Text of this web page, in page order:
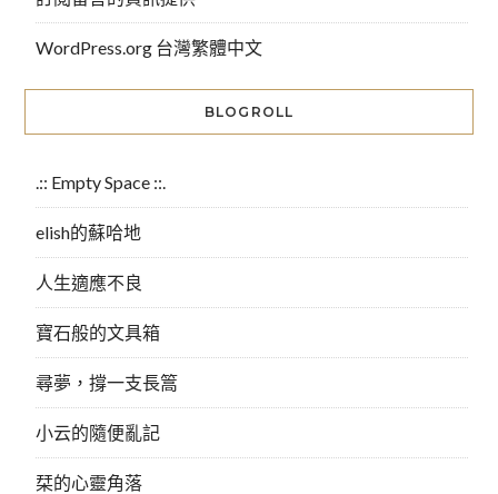
WordPress.org 台灣繁體中文
BLOGROLL
.:: Empty Space ::.
elish的蘇哈地
人生適應不良
寶石般的文具箱
尋夢，撐一支長篙
小云的隨便亂記
栞的心靈角落